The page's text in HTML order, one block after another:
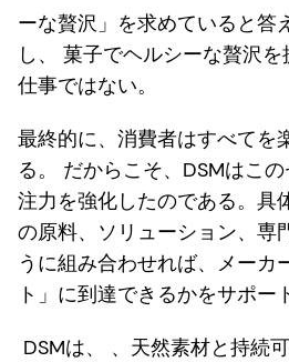
ーな贅沢」を求めていると答
し、 菓子でヘルシーな贅沢
仕事ではない。
最終的に、消費者はすべてを
る。 だからこそ、DSMはこ
注力を強化したのである。具
の原料、ソリューション、専
うに組み合わせれば、メーカ
ト」に到達できるかをサポー
DSMは、 、天然素材と持続